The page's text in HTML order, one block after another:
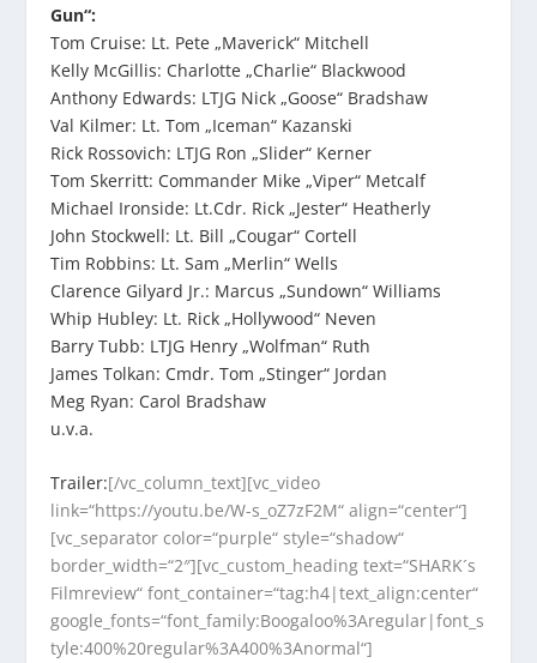
Gun“:
Tom Cruise: Lt. Pete „Maverick“ Mitchell
Kelly McGillis: Charlotte „Charlie“ Blackwood
Anthony Edwards: LTJG Nick „Goose“ Bradshaw
Val Kilmer: Lt. Tom „Iceman“ Kazanski
Rick Rossovich: LTJG Ron „Slider“ Kerner
Tom Skerritt: Commander Mike „Viper“ Metcalf
Michael Ironside: Lt.Cdr. Rick „Jester“ Heatherly
John Stockwell: Lt. Bill „Cougar“ Cortell
Tim Robbins: Lt. Sam „Merlin“ Wells
Clarence Gilyard Jr.: Marcus „Sundown“ Williams
Whip Hubley: Lt. Rick „Hollywood“ Neven
Barry Tubb: LTJG Henry „Wolfman“ Ruth
James Tolkan: Cmdr. Tom „Stinger“ Jordan
Meg Ryan: Carol Bradshaw
u.v.a.
Trailer:[/vc_column_text][vc_video
link=“https://youtu.be/W-s_oZ7zF2M“ align=“center“]
[vc_separator color=“purple“ style=“shadow“
border_width=“2″][vc_custom_heading text=“SHARK´s
Filmreview“ font_container=“tag:h4|text_align:center“
google_fonts=“font_family:Boogaloo%3Aregular|font_s
tyle:400%20regular%3A400%3Anormal“]